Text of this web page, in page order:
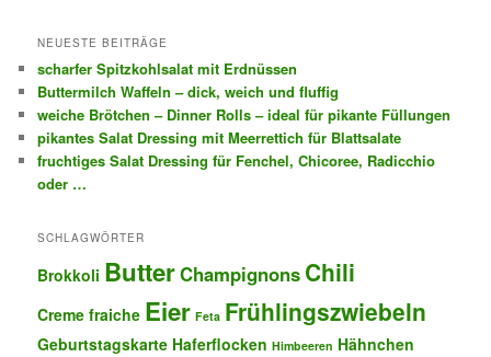
NEUESTE BEITRÄGE
scharfer Spitzkohlsalat mit Erdnüssen
Buttermilch Waffeln – dick, weich und fluffig
weiche Brötchen – Dinner Rolls – ideal für pikante Füllungen
pikantes Salat Dressing mit Meerrettich für Blattsalate
fruchtiges Salat Dressing für Fenchel, Chicoree, Radicchio
oder …
SCHLAGWÖRTER
Brokkoli ButterChampignons Chili
Creme fraiche Eier Feta Frühlingszwiebeln
Geburtstagskarte Haferflocken Himbeeren Hähnchen